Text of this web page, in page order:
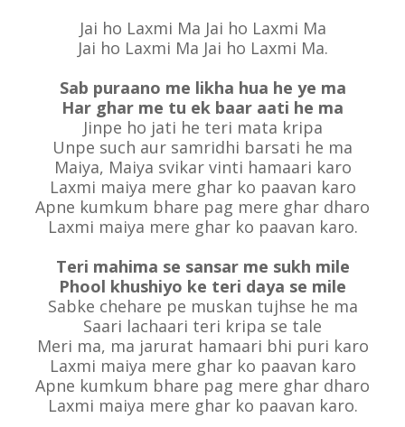
Jai ho Laxmi Ma Jai ho Laxmi Ma
Jai ho Laxmi Ma Jai ho Laxmi Ma.
Sab puraano me likha hua he ye ma
Har ghar me tu ek baar aati he ma
Jinpe ho jati he teri mata kripa
Unpe such aur samridhi barsati he ma
Maiya, Maiya svikar vinti hamaari karo
Laxmi maiya mere ghar ko paavan karo
Apne kumkum bhare pag mere ghar dharo
Laxmi maiya mere ghar ko paavan karo.
Teri mahima se sansar me sukh mile
Phool khushiyo ke teri daya se mile
Sabke chehare pe muskan tujhse he ma
Saari lachaari teri kripa se tale
Meri ma, ma jarurat hamaari bhi puri karo
Laxmi maiya mere ghar ko paavan karo
Apne kumkum bhare pag mere ghar dharo
Laxmi maiya mere ghar ko paavan karo.